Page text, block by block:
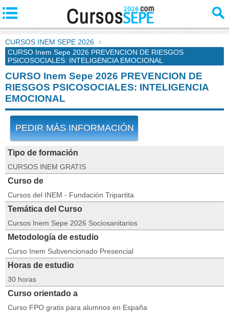
CURSOS INEM SEPE 2026
CURSO Inem Sepe 2026 PREVENCION DE RIESGOS
PSICOSOCIALES: INTELIGENCIA EMOCIONAL
CURSO Inem Sepe 2026 PREVENCION DE
RIESGOS PSICOSOCIALES: INTELIGENCIA
EMOCIONAL
PEDIR MÁS INFORMACIÓN
Tipo de formación
CURSOS INEM GRATIS
Curso de
Cursos del INEM - Fundación Tripartita
Temática del Curso
Cursos Inem Sepe 2026 Sociosanitarios
Metodología de estudio
Curso Inem Subvencionado Presencial
Horas de estudio
30 horas
Curso orientado a
Curso FPO gratis para alumnos en España